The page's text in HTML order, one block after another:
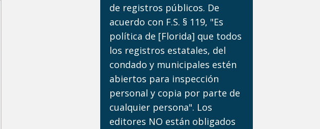
de registros públicos. De
acuerdo con F.S. § 119, "Es
política de [Florida] que todos
los registros estatales, del
condado y municipales estén
abiertos para inspección
personal y copia por parte de
cualquier persona". Los
editores NO están obligados